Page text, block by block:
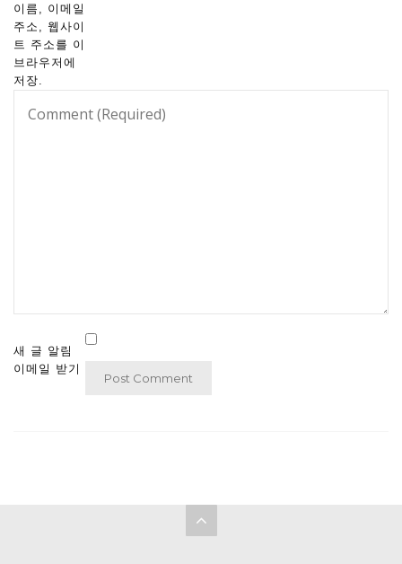
이름, 이메일
주소, 웹사이
트 주소를 이
브라우저에
저장.
새 글 알림
이메일 받기